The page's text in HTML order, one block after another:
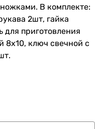
В комплекте:
2шт, гайка
для приготовления
8х10, ключ свечной с